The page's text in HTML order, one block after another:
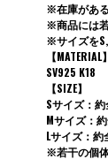
※在庫があ
※商品には
※サイズを
【MATERIAL】
SV925 K18
【SIZE】
Sサイズ：
Mサイズ：
Lサイズ：約
※若干の個